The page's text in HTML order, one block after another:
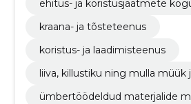
ehitus- ja koristusjäätmete
kraana- ja tõsteteenus
koristus- ja laadimisteenus
liiva, killustiku ning mulla müük
ümbertöödeldud materjalide